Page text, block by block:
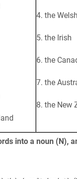
4. the Welsh
5. the Irish
6. the
7. the
8. the New
into a noun (N),